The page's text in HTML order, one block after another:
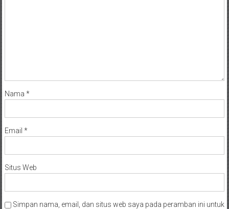
Nama *
Email *
Situs Web
Simpan nama, email, dan situs web saya pada peramban ini untuk